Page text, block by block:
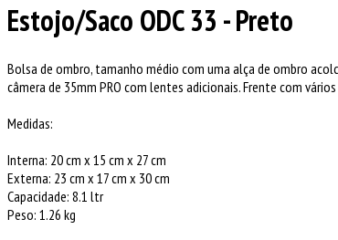
Estojo/Saco ODC 33 - Preto
Bolsa de ombro, tamanho médio com uma alça de ombro
câmera de 35mm PRO com lentes adicionais. Frente com
Medidas:
Interna: 20 cm x 15 cm x 27 cm
Externa: 23 cm x 17 cm x 30 cm
Capacidade: 8.1 ltr
Peso: 1.26 kg